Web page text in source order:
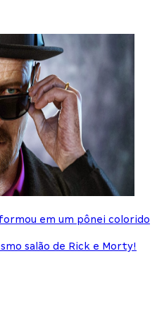
em um pônei colorido
salão de Rick e Morty!